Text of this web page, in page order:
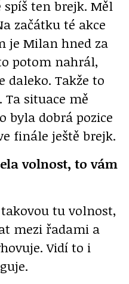
ten brejk. Měl
začátku té akce
je Milan hned za
potom nahrál,
daleko. Takže to
situace mě
byla dobrá pozice
finále ještě brejk.
volnost, to vám
tu volnost,
mezi řadami a
Vidí to i